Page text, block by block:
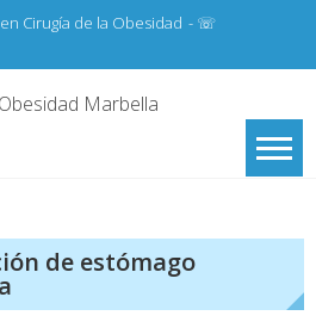
en Cirugía de la Obesidad - ☏
Cirugía de la
Obesidad y Cirugía
General,
Laparoscopia
de estómago